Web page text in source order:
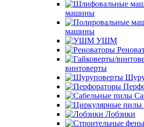
машины
машины
УШМ
винтоверты
Лобзики